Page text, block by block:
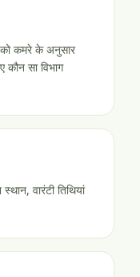
को कमरे के अनुसार
सा विभाग
वारंटी तिथियां